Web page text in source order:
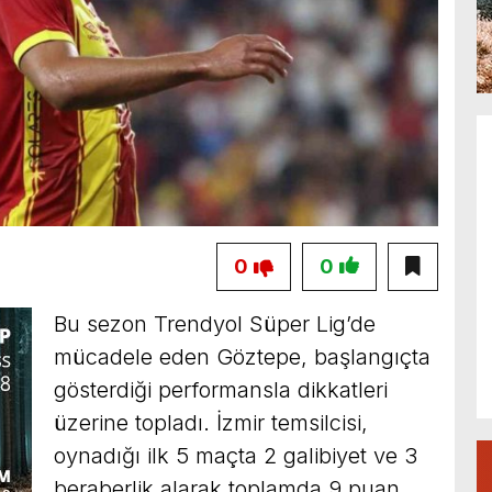
0
0
Bu sezon Trendyol Süper Lig’de
mücadele eden Göztepe, başlangıçta
gösterdiği performansla dikkatleri
üzerine topladı. İzmir temsilcisi,
oynadığı ilk 5 maçta 2 galibiyet ve 3